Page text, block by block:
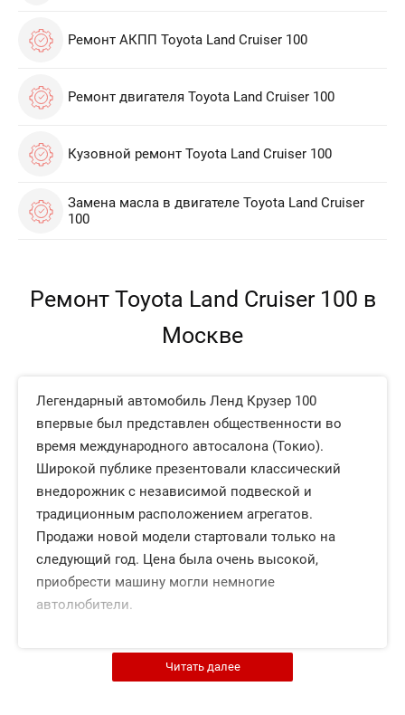
Ремонт АКПП Toyota Land Cruiser 100
Ремонт двигателя Toyota Land Cruiser 100
Кузовной ремонт Toyota Land Cruiser 100
Замена масла в двигателе Toyota Land Cruiser
100
Ремонт Toyota Land Cruiser 100 в
Москве
Легендарный автомобиль Ленд Крузер 100
впервые был представлен общественности во
время международного автосалона (Токио).
Широкой публике презентовали классический
внедорожник с независимой подвеской и
традиционным расположением агрегатов.
Продажи новой модели стартовали только на
следующий год. Цена была очень высокой,
приобрести машину могли немногие
автолюбители.
Читать далее